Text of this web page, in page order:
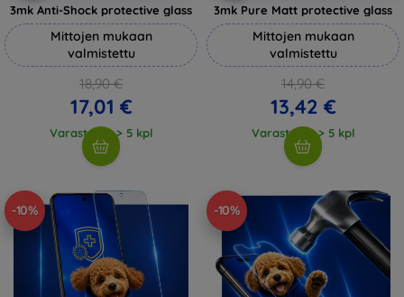
3mk Anti-Shock protective glass
Mittojen mukaan
valmistettu
18,90 €
17,01 €
Varastossa > 5 kpl
3mk Pure Matt protective glass
Mittojen mukaan
valmistettu
14,90 €
13,42 €
Varastossa > 5 kpl
-10% -10%